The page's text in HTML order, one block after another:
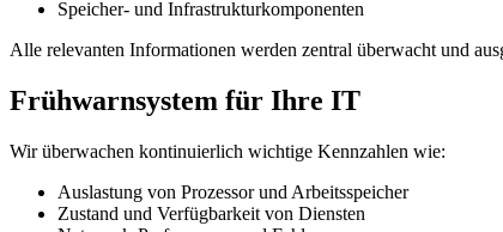
Speicher- und Infrastrukturkomponenten
Alle relevanten Informationen werden zentral überwacht und
Frühwarnsystem für Ihre IT
Wir überwachen kontinuierlich wichtige Kennzahlen wie:
Auslastung von Prozessor und Arbeitsspeicher
Zustand und Verfügbarkeit von Diensten